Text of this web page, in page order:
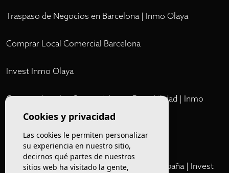
Traspaso de Negocios en Barcelona | Inmo Olaya
Comprar Local Comercial Barcelona
Invest Inmo Olaya
Comprar Locales Comerciales en Rentabilidad | Inmo
Olaya
Cartera Privada de Activos Hoteleros en España | Invest
Cookies y privacidad
Las cookies le permiten personalizar
su experiencia en nuestro sitio,
decirnos qué partes de nuestros
sitios web ha visitado la gente,